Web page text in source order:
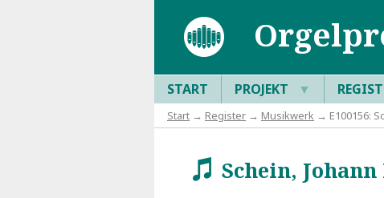
START PROJEKT ▼
Start → Register → Musikwerk → E100156:
w Schein,